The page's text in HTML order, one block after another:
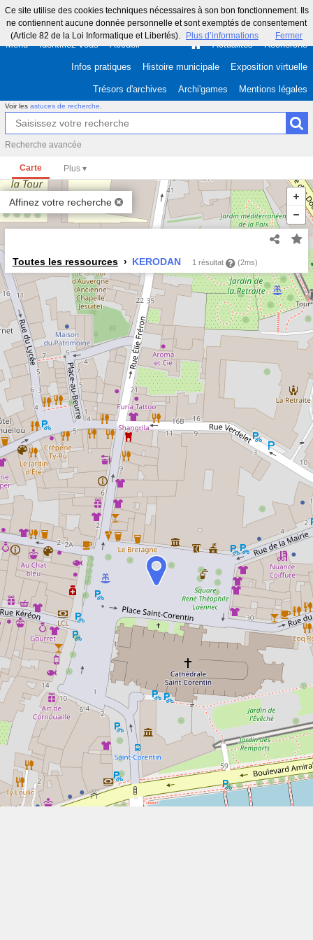
Ce site utilise des cookies techniques nécessaires à son bon fonctionnement. Ils
ne contiennent aucune donnée personnelle et sont exemptés de consentement
(Article 82 de la Loi Informatique et Libertés).
Plus d’informations Fermer
Menu Identifiez-vous Accueil Actualités Recherche
Infos pratiques Histoire municipale Exposition virtuelle
Trésors d'archives Archi'games Mentions légales
Voir les astuces de recherche
Recherche avancée
Carte
Affinez votre recherche
Toutes les ressources KERODAN 1 résultat (2ms)